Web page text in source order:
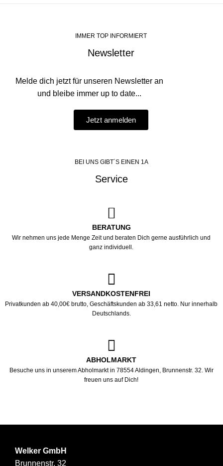
IMMER TOP INFORMIERT
Newsletter
Melde dich jetzt für unseren Newsletter an
und bleibe immer up to date...
Jetzt anmelden
BEI UNS GIBT´S EINEN 1A
Service
BERATUNG
Wir nehmen uns jede Menge Zeit und beraten Dich gerne ausführlich und
ganz individuell.
VERSANDKOSTENFREI
Privatkunden ab 40,00€ brutto, Geschäftskunden ab 33,61 netto. Nur innerhalb
Deutschlands.
ABHOLMARKT
Besuche uns in unserem Abholmarkt in 78554 Aldingen, Brunnenstr. 32. Wir
freuen uns auf Dich!
Welker GmbH
Brunnenstr. 32